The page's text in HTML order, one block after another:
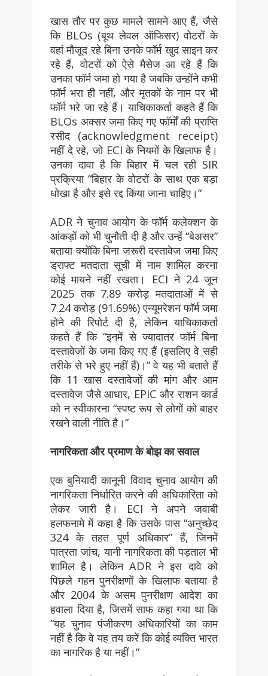
खास तौर पर कुछ मामले सामने आए हैं, जैसे
कि BLOs (बूथ लेवल ऑफिसर) वोटरों के
वहां मौजूद रहे बिना उनके फॉर्म खुद साइन कर
रहे हैं, वोटरों को ऐसे मैसेज आ रहे हैं कि
उनका फॉर्म जमा हो गया है जबकि उन्होंने कभी
फॉर्म भरा ही नहीं, और मृतकों के नाम पर भी
फॉर्म भरे जा रहे हैं। याचिकाकर्ता कहते हैं कि
BLOs अक्सर जमा किए गए फॉर्मों की प्राप्ति
रसीद (acknowledgment receipt)
नहीं दे रहे, जो ECI के नियमों के खिलाफ है।
उनका दावा है कि बिहार में चल रही SIR
प्रक्रिया “बिहार के वोटरों के साथ एक बड़ा
धोखा है और इसे रद्द किया जाना चाहिए।”
ADR ने चुनाव आयोग के फॉर्म कलेक्शन के
आंकड़ों को भी चुनौती दी है और उन्हें “बेअसर”
बताया क्योंकि बिना जरूरी दस्तावेज जमा किए
ड्राफ्ट मतदाता सूची में नाम शामिल करना
कोई मायने नहीं रखता। ECI ने 24 जून
2025 तक 7.89 करोड़ मतदाताओं में से
7.24 करोड़ (91.69%) एन्यूमरेशन फॉर्म जमा
होने की रिपोर्ट दी है, लेकिन याचिकाकर्ता
कहते हैं कि “इनमें से ज्यादातर फॉर्म बिना
दस्तावेजों के जमा किए गए हैं (इसलिए वे सही
तरीके से भरे हुए नहीं हैं)।” वे यह भी बताते हैं
कि 11 खास दस्तावेजों की मांग और आम
दस्तावेज जैसे आधार, EPIC और राशन कार्ड
को न स्वीकारना “स्पष्ट रूप से लोगों को बाहर
रखने वाली नीति है।”
नागरिकता और प्रमाण के बोझ का सवाल
एक बुनियादी कानूनी विवाद चुनाव आयोग की
नागरिकता निर्धारित करने की अधिकारिता को
लेकर जारी है। ECI ने अपने जवाबी
हलफनामे में कहा है कि उसके पास “अनुच्छेद
324 के तहत पूर्ण अधिकार” हैं, जिनमें
पात्रता जांच, यानी नागरिकता की पड़ताल भी
शामिल है। लेकिन ADR ने इस दावे को
पिछले गहन पुनरीक्षणों के खिलाफ बताया है
और 2004 के असम पुनरीक्षण आदेश का
हवाला दिया है, जिसमें साफ कहा गया था कि
“यह चुनाव पंजीकरण अधिकारियों का काम
नहीं है कि वे यह तय करें कि कोई व्यक्ति भारत
का नागरिक है या नहीं।”